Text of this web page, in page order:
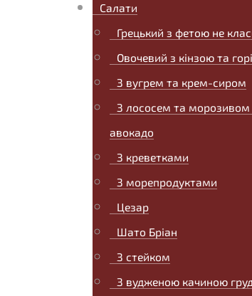
Салати
Грецький з фетою не
Овочевий з кінзою та
З вугрем та крем-сиром
З лососем та морозивом
авокадо
З креветками
З морепродуктами
Цезар
Шато Бріан
З стейком
З вудженою качиною